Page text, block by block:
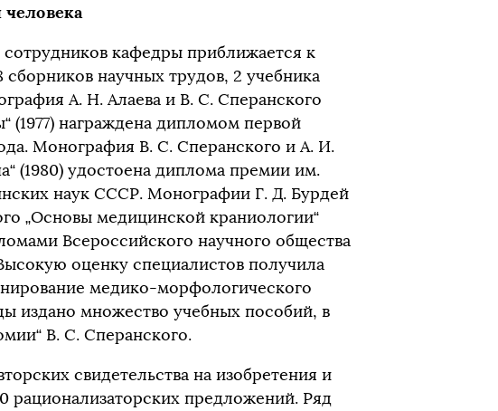
кафедры приближается к
научных трудов, 2 учебника
А. Н. Алаева и В. С. Сперанского
(1977) награждена дипломом первой
Монография В. С. Сперанского и А. И.
(1980) удостоена диплома премии им.
наук СССР. Монографии Г. Д. Бурдей
„Основы медицинской краниологии“
Всероссийского научного общества
оценку специалистов получила
медико-морфологического
издано множество учебных пособий, в
В. С. Сперанского.
свидетельства на изобретения и
рационализаторских предложений. Ряд